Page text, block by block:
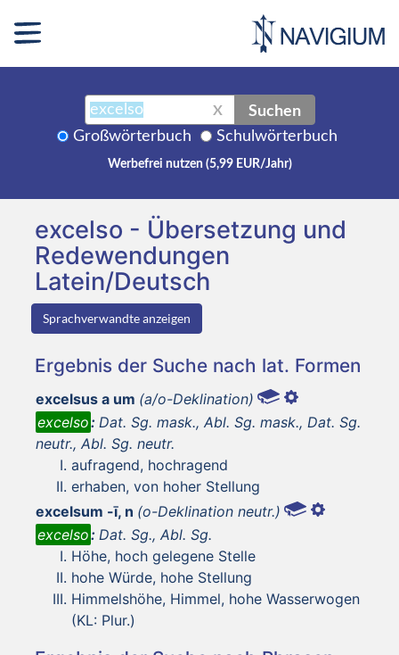
X Suchen
Großwörterbuch Schulwörterbuch
Werbefrei nutzen (5,99 EUR/Jahr)
excelso - Übersetzung und
Redewendungen
Latein/Deutsch
Sprachverwandte anzeigen
Ergebnis der Suche nach lat. Formen
excelsus a um (a/o-Deklination)
excelso: Dat. Sg. mask., Abl. Sg. mask., Dat. Sg.
neutr., Abl. Sg. neutr.
aufragend, hochragend
erhaben, von hoher Stellung
excelsum -ī, n (o-Deklination neutr.)
excelso: Dat. Sg., Abl. Sg.
Höhe, hoch gelegene Stelle
hohe Würde, hohe Stellung
Himmelshöhe, Himmel, hohe Wasserwogen
(KL: Plur.)